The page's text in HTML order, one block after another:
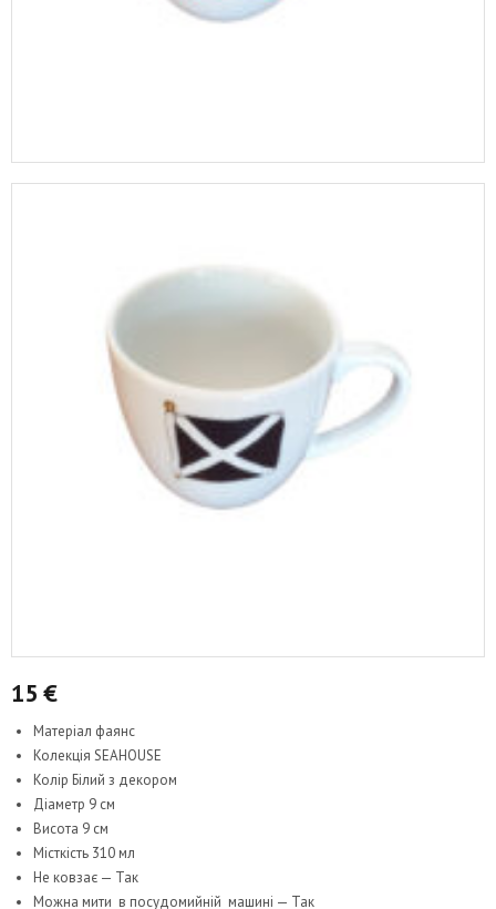
15€
Матеріал фаянс
Колекція SEAHOUSE
Колір Білий з декором
Діаметр 9 см
Висота 9 см
Місткість 310 мл
Не ковзає — Так
Можна мити в посудомийній машині — Так